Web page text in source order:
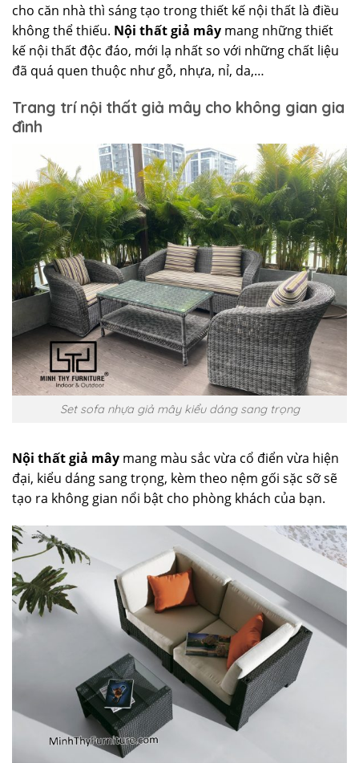
cho căn nhà thì sáng tạo trong thiết kế nội thất là điều
không thể thiếu. Nội thất giả mây mang những thiết
kế nội thất độc đáo, mới lạ nhất so với những chất liệu
đã quá quen thuộc như gỗ, nhựa, nỉ, da,…
Trang trí nội thất giả mây cho không gian gia
đình
Set sofa nhựa giả mây kiểu dáng sang trọng
Nội thất giả mây mang màu sắc vừa cổ điển vừa hiện
đại, kiểu dáng sang trọng, kèm theo nệm gối sặc sỡ sẽ
tạo ra không gian nổi bật cho phòng khách của bạn.